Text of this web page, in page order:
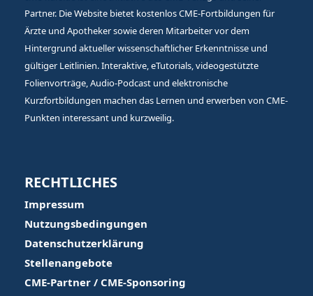
Partner. Die Website bietet kostenlos CME-Fortbildungen für
Ärzte und Apotheker sowie deren Mitarbeiter vor dem
Hintergrund aktueller wissenschaftlicher Erkenntnisse und
gültiger Leitlinien. Interaktive, eTutorials, videogestützte
Folienvorträge, Audio-Podcast und elektronische
Kurzfortbildungen machen das Lernen und erwerben von CME-
Punkten interessant und kurzweilig.
RECHTLICHES
Impressum
Nutzungsbedingungen
Datenschutzerklärung
Stellenangebote
CME-Partner / CME-Sponsoring